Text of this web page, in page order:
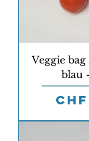
Veggie
blau